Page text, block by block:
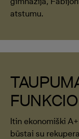
atstumu.
Itin ekonomiški
būstai su